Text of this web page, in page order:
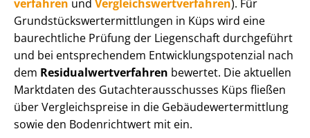
ver­fah­ren und Ver­gleichs­wert­ver­fah­ren). Für
Grund­stücks­wert­ermitt­lun­gen in Küps wird eine
baurechtliche Prüfung der Liegenschaft durchgeführt
und bei entsprechendem Ent­wick­lungs­po­ten­zi­al nach
dem Re­si­du­al­wert­ver­fah­ren bewertet. Die aktuellen
Marktdaten des Gut­ach­ter­aus­schus­ses Küps fließen
über Ver­gleichs­prei­se in die Ge­bäu­de­wert­ermitt­lung
sowie den Bodenrichtwert mit ein.